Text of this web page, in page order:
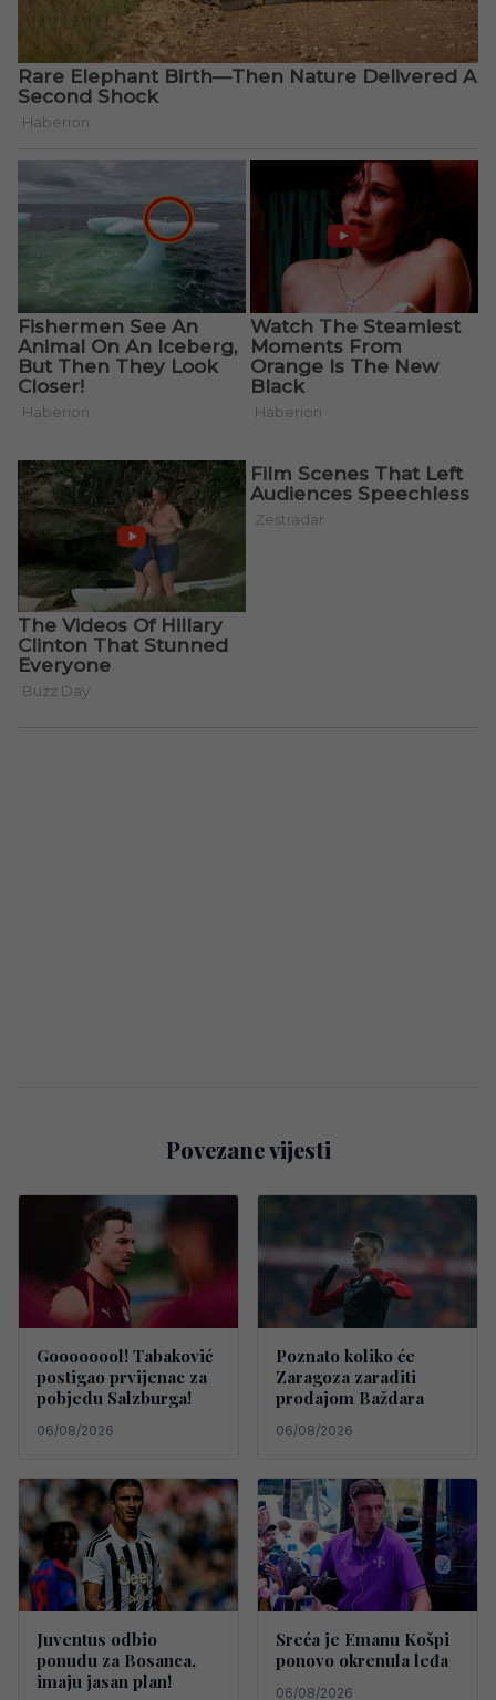
Povezane vijesti
Goooooool! Tabaković
postigao prvijenac za
pobjedu Salzburga!
06/08/2026
Poznato koliko će
Zaragoza zaraditi
prodajom Baždara
06/08/2026
Juventus odbio
ponudu za Bosanca,
imaju jasan plan!
Sreća je Emanu Košpi
ponovo okrenula leđa
06/08/2026